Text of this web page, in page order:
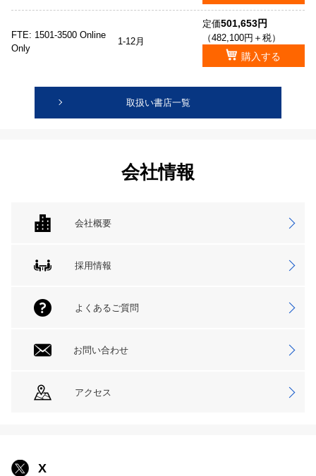
FTE: 1501-3500 Online
Only
1-12月
定価501,653円
（482,100円＋税）
購入する
取扱い書店一覧
会社情報
会社概要
採用情報
よくあるご質問
お問い合わせ
アクセス
X